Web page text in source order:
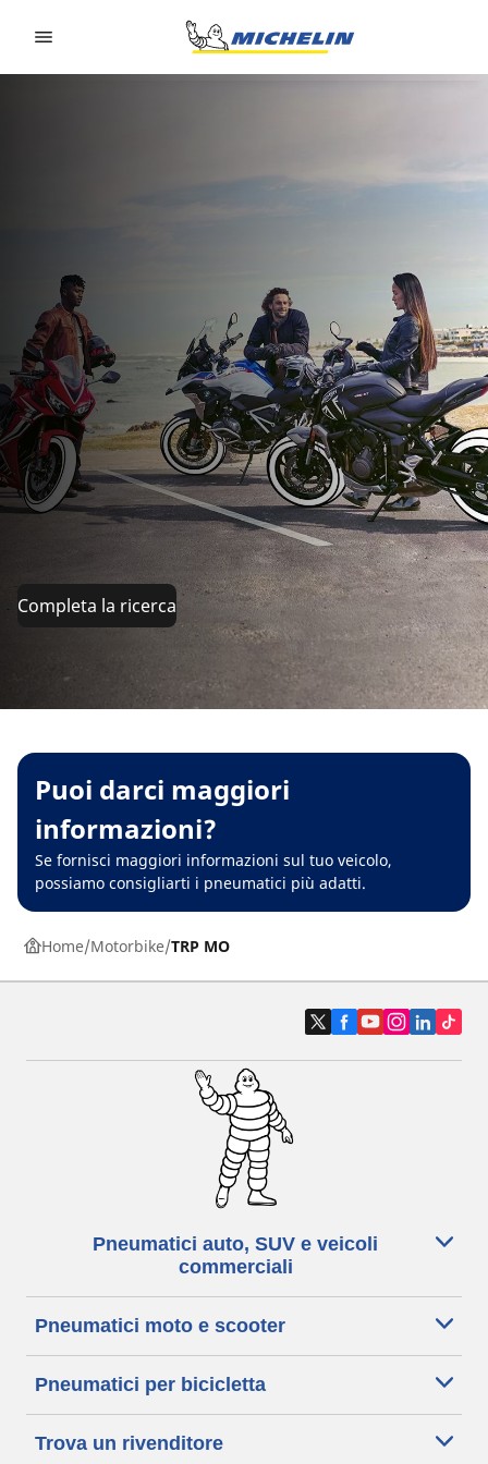
Completa la ricerca
Puoi darci maggiori
informazioni?
Se fornisci maggiori informazioni sul tuo veicolo,
possiamo consigliarti i pneumatici più adatti.
Home Motorbike TRP MO
Pneumatici auto, SUV e veicoli
commerciali
Pneumatici moto e scooter
Pneumatici per bicicletta
Trova un rivenditore